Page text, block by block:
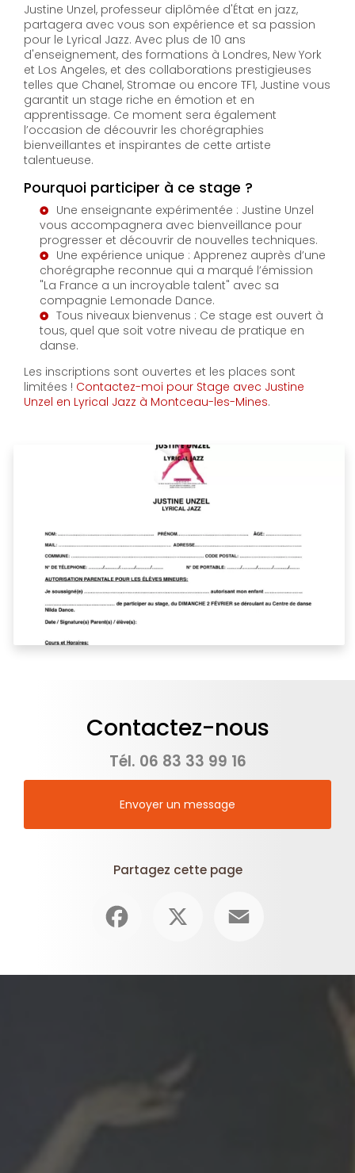
Justine Unzel, professeur diplômée d'État en jazz,
partagera avec vous son expérience et sa passion
pour le Lyrical Jazz. Avec plus de 10 ans
d'enseignement, des formations à Londres, New York
et Los Angeles, et des collaborations prestigieuses
telles que Chanel, Stromae ou encore TF1, Justine vous
garantit un stage riche en émotion et en
apprentissage. Ce moment sera également
l’occasion de découvrir les chorégraphies
bienveillantes et inspirantes de cette artiste
talentueuse.
Pourquoi participer à ce stage ?
Une enseignante expérimentée : Justine Unzel
vous accompagnera avec bienveillance pour
progresser et découvrir de nouvelles techniques.
Une expérience unique : Apprenez auprès d’une
chorégraphe reconnue qui a marqué l’émission
"La France a un incroyable talent" avec sa
compagnie Lemonade Dance.
Tous niveaux bienvenus : Ce stage est ouvert à
tous, quel que soit votre niveau de pratique en
danse.
Les inscriptions sont ouvertes et les places sont
limitées ! Contactez-moi pour Stage avec Justine
Unzel en Lyrical Jazz à Montceau-les-Mines.
Contactez-nous
Tél. 06 83 33 99 16
Envoyer un message
Partagez cette page